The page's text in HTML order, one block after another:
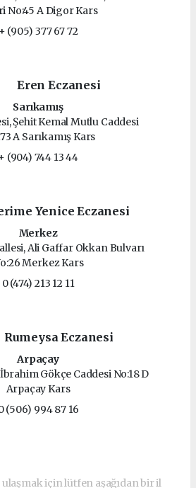
No:45 A Digor Kars
+ (905) 377 67 72
Eren Eczanesi
Sarıkamış
Şehit Kemal Mutlu Caddesi
A Sarıkamış Kars
(904) 744 13 44
Yenice Eczanesi
Merkez
Ali Gaffar Okkan Bulvarı
Merkez Kars
0 (474) 213 12 11
Rumeysa Eczanesi
Arpaçay
Gökçe Caddesi No:18 D
Arpaçay Kars
(506) 994 87 16
için lütfen aşağıdan bir il